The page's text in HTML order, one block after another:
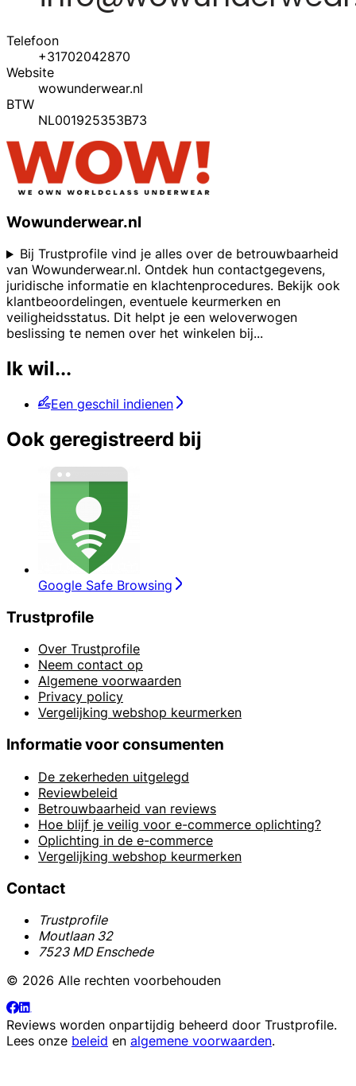
Telefoon
+31702042870
Website
wowunderwear.nl
BTW
NL001925353B73
Wowunderwear.nl
Bij Trustprofile vind je alles over de betrouwbaarheid
van Wowunderwear.nl. Ontdek hun contactgegevens,
juridische informatie en klachtenprocedures. Bekijk ook
klantbeoordelingen, eventuele keurmerken en
veiligheidsstatus. Dit helpt je een weloverwogen
beslissing te nemen over het winkelen bij...
Ik wil...
Een geschil indienen
Ook geregistreerd bij
Google Safe Browsing
Trustprofile
Over Trustprofile
Neem contact op
Algemene voorwaarden
Privacy policy
Vergelijking webshop keurmerken
Informatie voor consumenten
De zekerheden uitgelegd
Reviewbeleid
Betrouwbaarheid van reviews
Hoe blijf je veilig voor e-commerce oplichting?
Oplichting in de e-commerce
Vergelijking webshop keurmerken
Contact
Trustprofile
Moutlaan 32
7523 MD Enschede
© 2026 Alle rechten voorbehouden
Reviews worden onpartijdig beheerd door Trustprofile.
Lees onze beleid en algemene voorwaarden.